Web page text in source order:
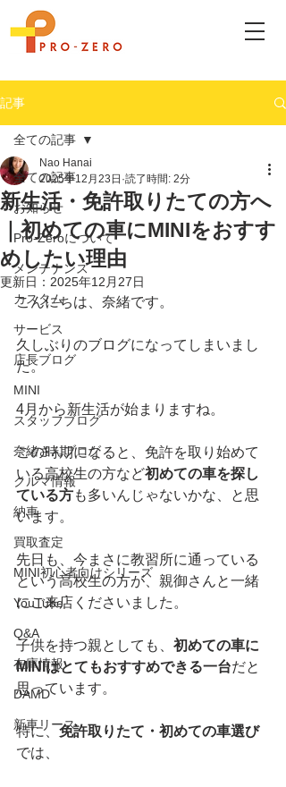
記事
全ての記事
お知らせ
Pro-Zeroについて
メンテナンス
カスタム
サービス
店長ブログ
MINI
スタッフブログ
奈緒さんブログ
クルマ情報
納車
買取査定
MINI初心者向けシリーズ
YouTube
Q&A
在庫情報
DAMD
新車リース
全ての記事
新生活・免許取りたての方へ
｜初めての車にMINIをおすす
めしたい理由
Nao Hanai
2025年12月23日 読了時間: 2分
更新日： 2025年12月27日
こんにちは、奈緒です。
久しぶりのブログになってしまいまし
た。
4月から新生活が始まりますね。
この時期になると、免許を取り始めて
いる高校生の方など初めての車を探し
ている方も多いんじゃないかな、と思
います。
先日も、今まさに教習所に通っている
という高校生の方が、親御さんと一緒
にご来店くださいました。
子供を持つ親としても、 初めての車に
MINIはとてもおすすめできる一台だと
思っています。
特に、 免許取りたて・初めての車選び
では、